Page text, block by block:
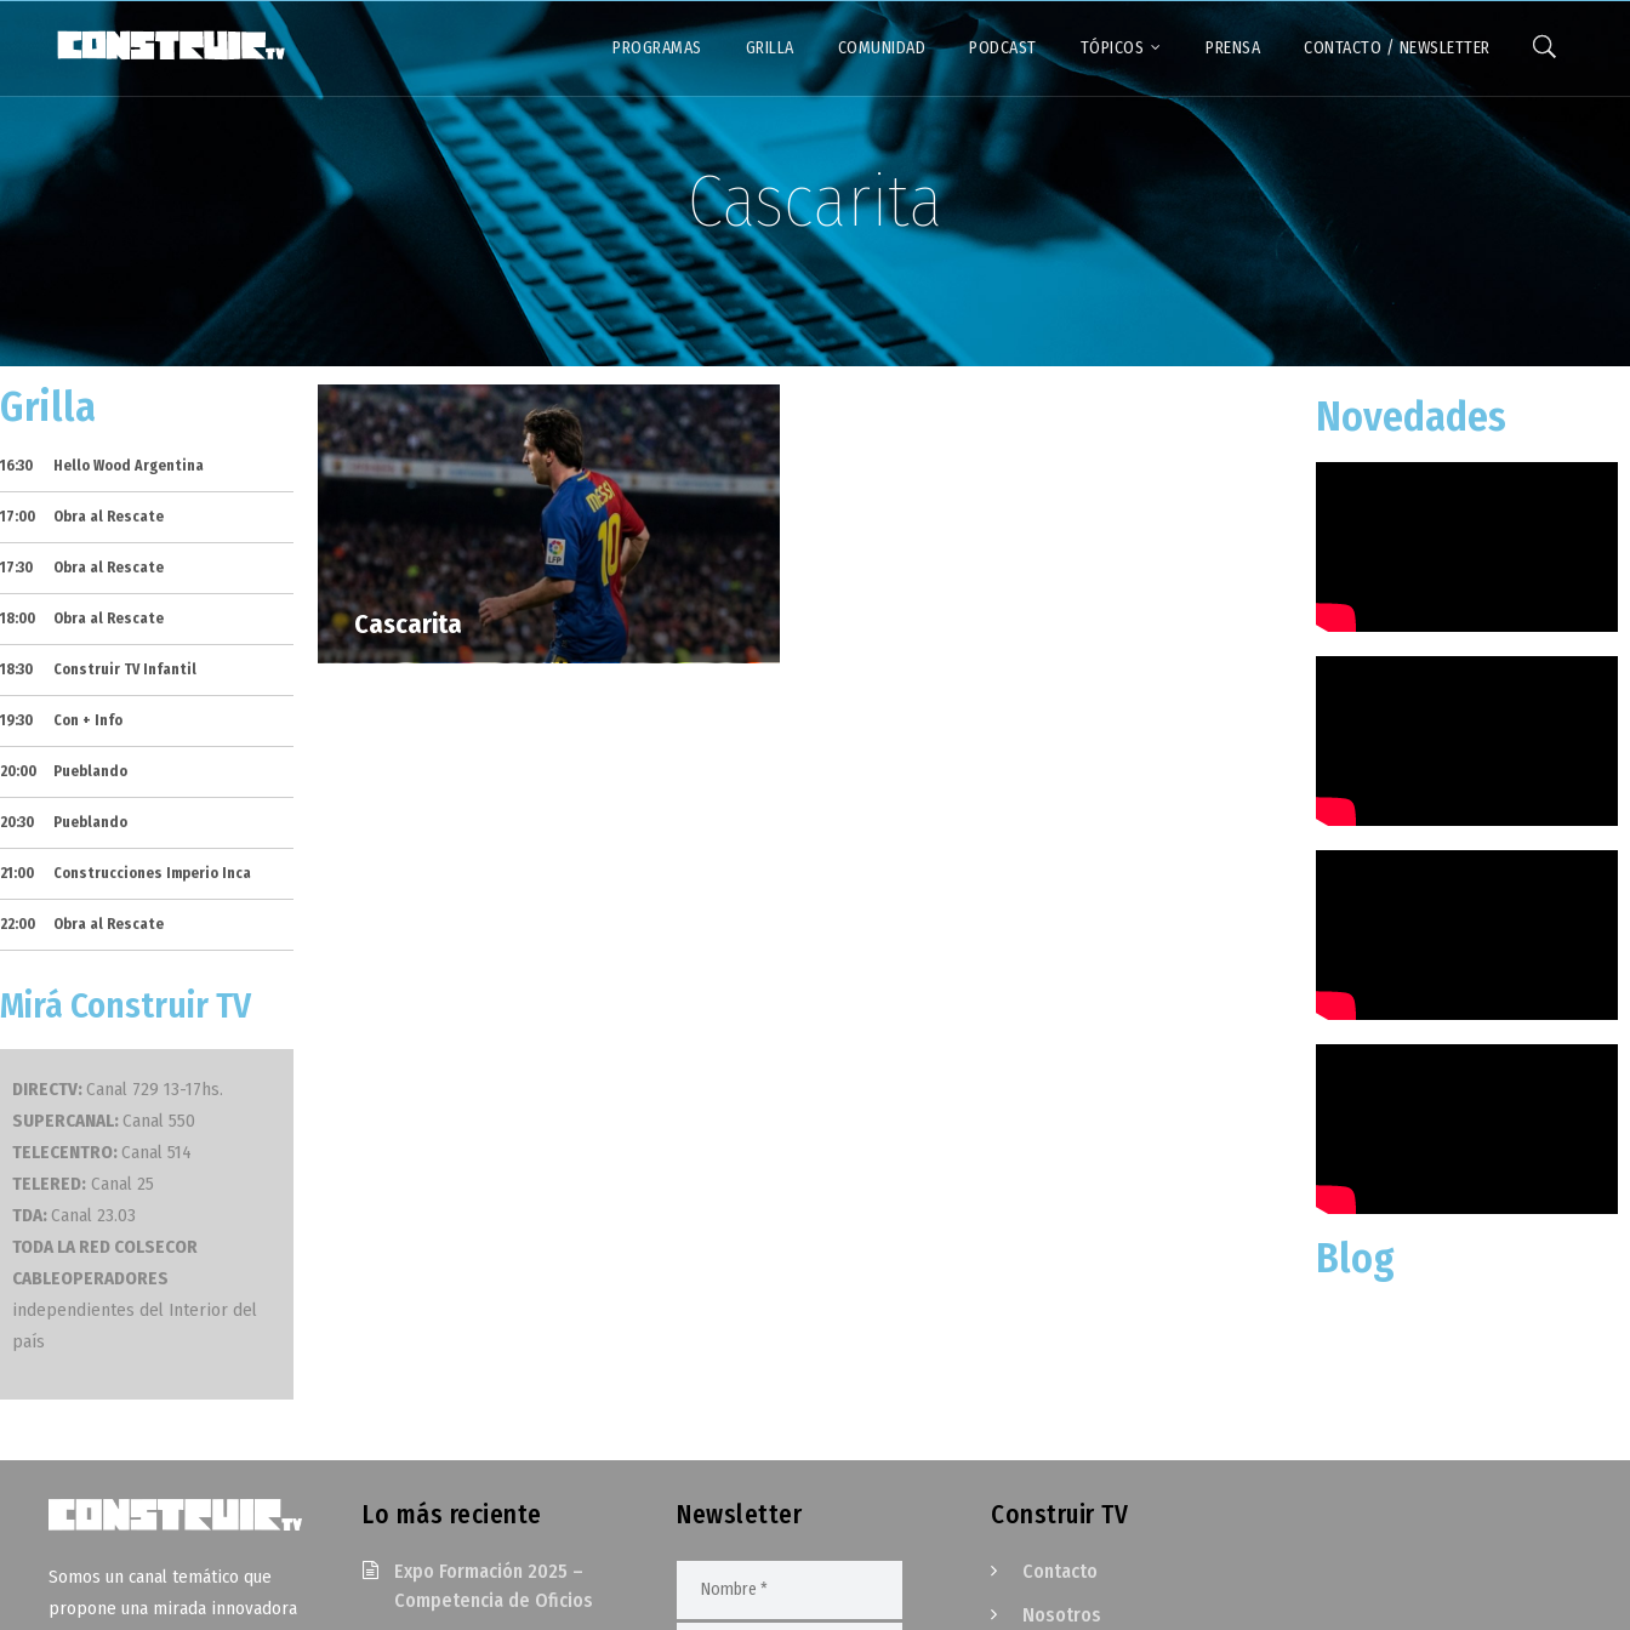
PROGRAMAS GRILLA COMUNIDAD PODCAST TÓPICOS PRENSA CONTACTO / NEWSLETTER
Cascarita
Grilla
16:30 Hello Wood Argentina
17:00 Obra al Rescate
17:30 Obra al Rescate
18:00 Obra al Rescate
18:30 Construir TV Infantil
19:30 Con + Info
20:00 Pueblando
20:30 Pueblando
21:00 Construcciones Imperio Inca
22:00 Obra al Rescate
Mirá Construir TV
DIRECTV: Canal 729 13-17hs.
SUPERCANAL: Canal 550
TELECENTRO: Canal 514
TELERED: Canal 25
TDA: Canal 23.03
TODA LA RED COLSECOR
CABLEOPERADORES
independientes del Interior del
país
Cascarita
Novedades
Blog
Somos un canal temático que
propone una mirada innovadora
Lo más reciente
Expo Formación 2025 –
Competencia de Oficios
Newsletter Construir TV
Contacto
Nosotros